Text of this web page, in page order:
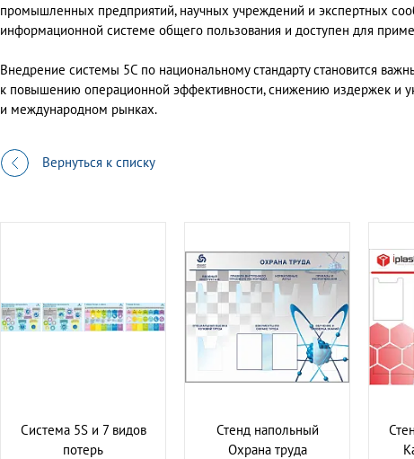
промышленных предприятий, научных учреждений и экспертных
информационной системе общего пользования и доступен для
Внедрение системы 5С по национальному стандарту становится
к повышению операционной эффективности, снижению издержек и
и международном рынках.
Вернуться к списку
Система 5S и 7 видов
потерь
Стенд напольный
Охрана труда